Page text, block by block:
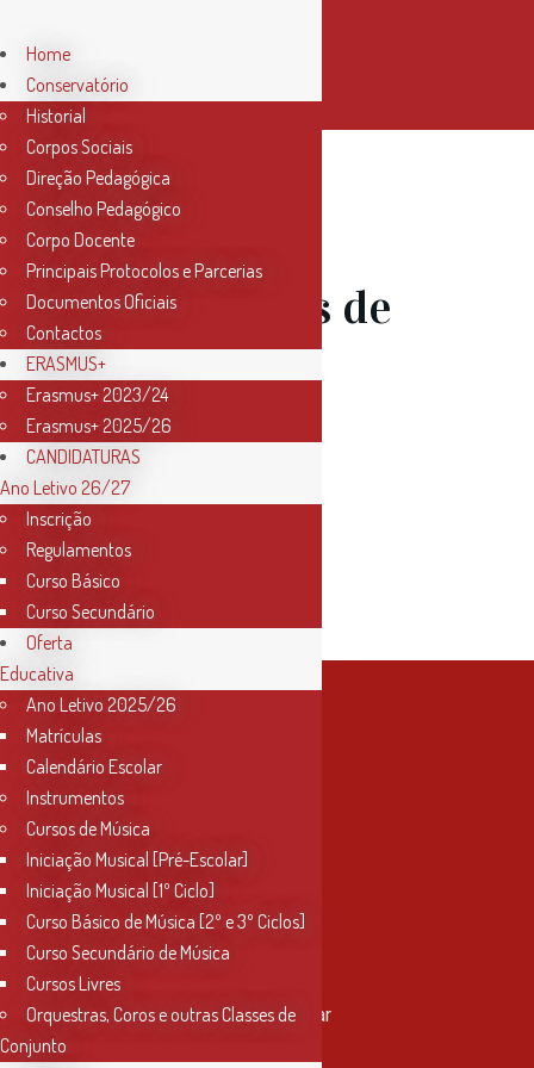
11 Mai
Renovações de
Matrículas
2024/25 –
Ensino
Articulado
Contactos
Rua Miguel Bombarda, nº 4, 1º andar
2000-080 Santarém
Home
Conservatório
Historial
Corpos Sociais
Direção Pedagógica
Conselho Pedagógico
Corpo Docente
Principais Protocolos e Parcerias
Documentos Oficiais
Contactos
ERASMUS+
Erasmus+ 2023/24
Erasmus+ 2025/26
CANDIDATURAS
Ano Letivo 26/27
Inscrição
Regulamentos
Curso Básico
Curso Secundário
Oferta
Educativa
Ano Letivo 2025/26
Matrículas
Calendário Escolar
Instrumentos
Cursos de Música
Iniciação Musical [Pré-Escolar]
Iniciação Musical [1º Ciclo]
Curso Básico de Música [2º e 3º Ciclos]
Curso Secundário de Música
Cursos Livres
Orquestras, Coros e outras Classes de
Conjunto